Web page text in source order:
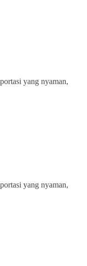
yang nyaman,
yang nyaman,